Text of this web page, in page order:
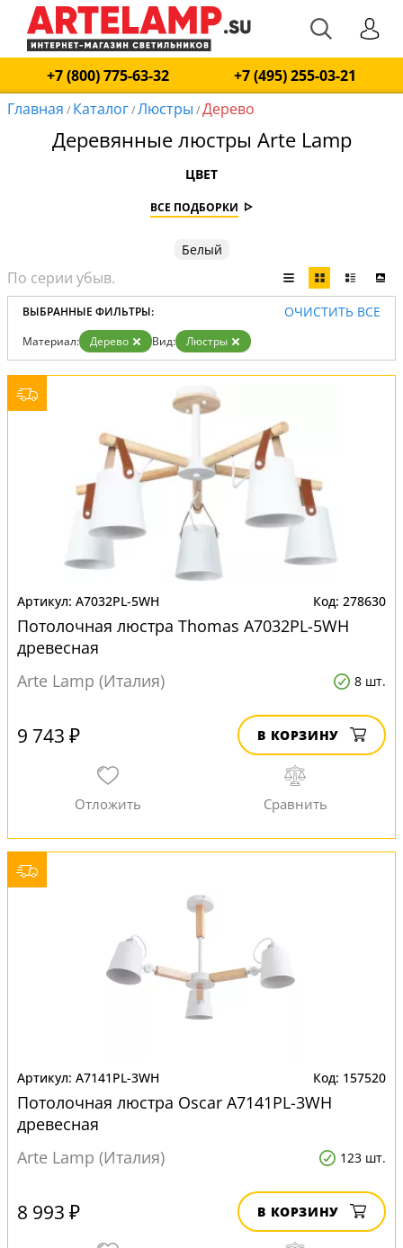
+7 (800) 775-63-32
+7 (495) 255-03-21
Главная / Каталог/Люстры /Дерево
Деревянные люстры Arte Lamp
ЦВЕТ
ВСЕ ПОДБОРКИ
Белый
ВЫБРАННЫЕ ФИЛЬТРЫ: ОЧИСТИТЬ ВСЕ
Материал: Дерево Вид: Люстры
A7032PL-5WH 278630
Потолочная люстра Thomas A7032PL-5WH
древесная
Arte Lamp (Италия)
8 шт.
9 743 ₽ В КОРЗИНУ
A7141PL-3WH 157520
Потолочная люстра Oscar A7141PL-3WH
древесная
Arte Lamp (Италия)
123 шт.
8 993 ₽ В КОРЗИНУ